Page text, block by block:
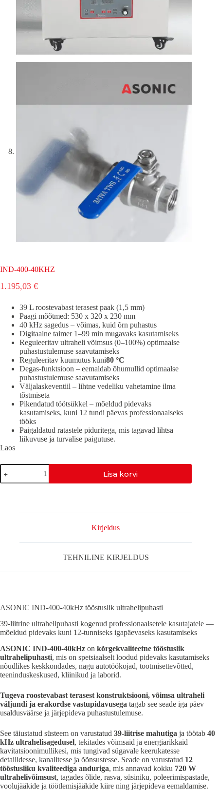
IND-400-40KHZ
1.195,03 €
39 L roostevabast terasest paak (1,5 mm)
Paagi mõõtmed: 530 x 320 x 230 mm
40 kHz sagedus – võimas, kuid õrn puhastus
Digitaalne taimer 1–99 min mugavaks kasutamiseks
Reguleeritav ultraheli võimsus (0–100%) optimaalse
puhastustulemuse saavutamiseks
Reguleeritav kuumutus kuni80 °C
Degas-funktsioon – eemaldab õhumullid optimaalse
puhastustulemuse saavutamiseks
Väljalaskeventiil – lihtne vedeliku vahetamine ilma
tõstmiseta
Pikendatud töötsükkel – mõeldud pidevaks
kasutamiseks, kuni 12 tundi päevas professionaalseks
tööks
Paigaldatud ratastele piduritega, mis tagavad lihtsa
liikuvuse ja turvalise paigutuse.
Laos
IND-
400-
40KHZ
Lisa korvi
Kirjeldus
TEHNILINE KIRJELDUS
ASONIC IND-400-40kHz tööstuslik ultrahelipuhasti
39-liitrine ultrahelipuhasti kogenud professionaalsetele kasutajatele —
mõeldud pidevaks kuni 12-tunniseks igapäevaseks kasutamiseks
ASONIC IND-400-40kHz on kõrgekvaliteetne tööstuslik
ultrahelipuhasti, mis on spetsiaalselt loodud pidevaks kasutamiseks
nõudlikes keskkondades, nagu autotöökojad, tootmisettevõtted,
teeninduskeskused, kliinikud ja laborid.
Tugeva roostevabast terasest konstruktsiooni, võimsa ultraheli
väljundi ja erakordse vastupidavusega tagab see seade iga päev
usaldusväärse ja järjepideva puhastustulemuse.
See täiustatud süsteem on varustatud 39-liitrise mahutiga ja töötab 40
kHz ultrahelisagedusel, tekitades võimsaid ja energiarikkaid
kavitatsioonimullikesi, mis tungivad sügavale keerukatesse
detailidesse, kanalitesse ja õõnsustesse. Seade on varustatud 12
tööstusliku kvaliteediga anduriga, mis annavad kokku 720 W
ultrahelivõimsust, tagades õlide, rasva, süsiniku, poleerimispastade,
voolujääkide ja töötlemisjääkide kiire ning järjepideva eemaldamise.